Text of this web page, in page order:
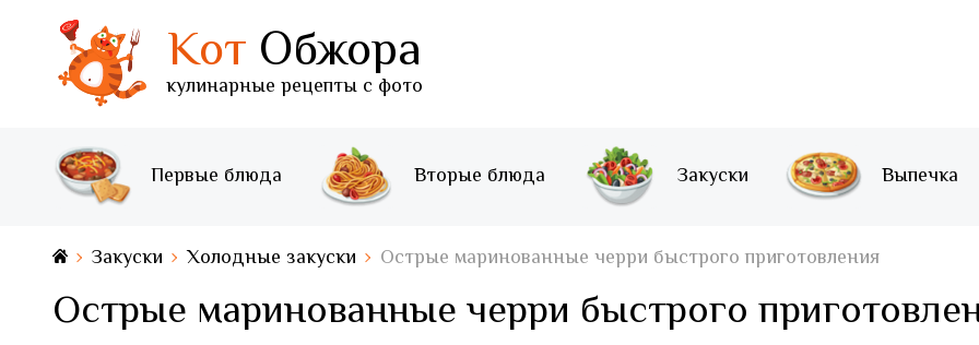
Кот Обжора
кулинарные рецепты с фото
Первые блюда Вторые блюда Закуски Выпечка
Закуски Холодные закуски Острые маринованные черри быстрого приготовления
Острые маринованные черри быстрого